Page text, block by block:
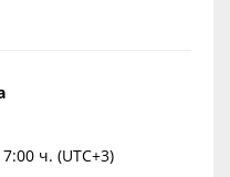
ч. (UTC+3)